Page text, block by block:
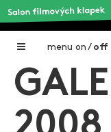
menu on / off
Home